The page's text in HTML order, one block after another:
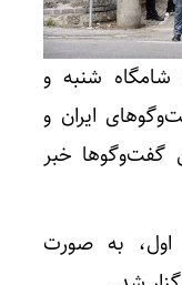
شامگاه شنبه و
ایران و
گفت‌وگوها خبر
اول، به صورت